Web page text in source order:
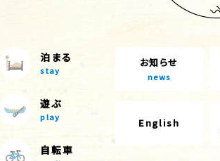
泊まる
stay
遊ぶ
play
自転車
お知らせ
news
English